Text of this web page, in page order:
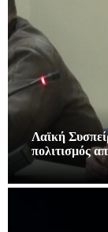
Λαϊκή
πολιτισμός